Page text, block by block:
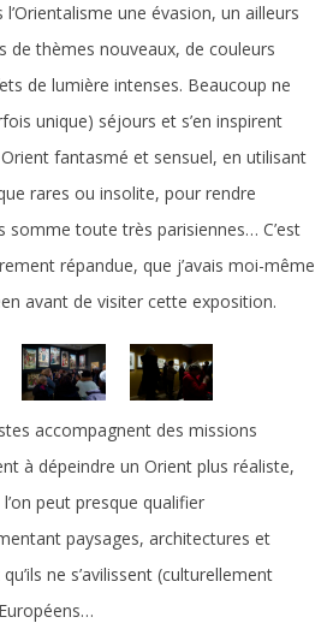
une évasion, un ailleurs
de thèmes nouveaux, de couleurs
de lumière intenses. Beaucoup ne
unique) séjours et s’en inspirent
fantasmé et sensuel, en utilisant
rares ou insolite, pour rendre
somme toute très parisiennes… C’est
répandue, que j’avais moi-même
avant de visiter cette exposition.
accompagnent des missions
à dépeindre un Orient plus réaliste,
peut presque qualifier
paysages, architectures et
ne s’avilissent (culturellement